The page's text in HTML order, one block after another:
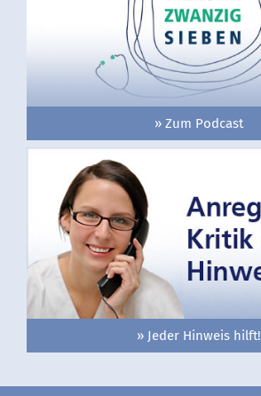
» Zum Podcast
» Jeder Hinweis hilft!